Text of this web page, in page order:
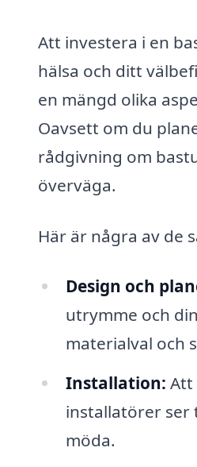
Att investera i en
hälsa och ditt
en mängd olika
Oavsett om du
rådgivning om
överväga.
Här är några av de
Design och
utrymme och
materialval och
Installation: Att
installatörer ser
möda.